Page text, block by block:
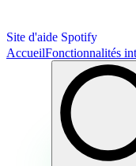
Site d'aide Spotify
AccueilFonctionnalités